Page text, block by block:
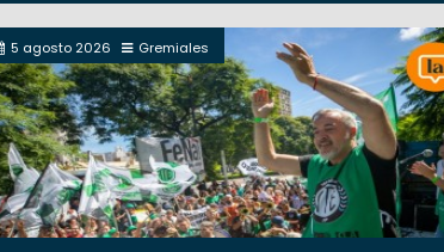
5 agosto 2026 Gremiales